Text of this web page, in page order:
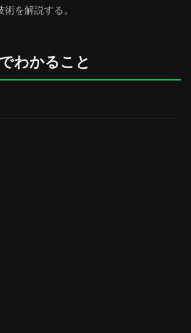
を解説する。
わかること